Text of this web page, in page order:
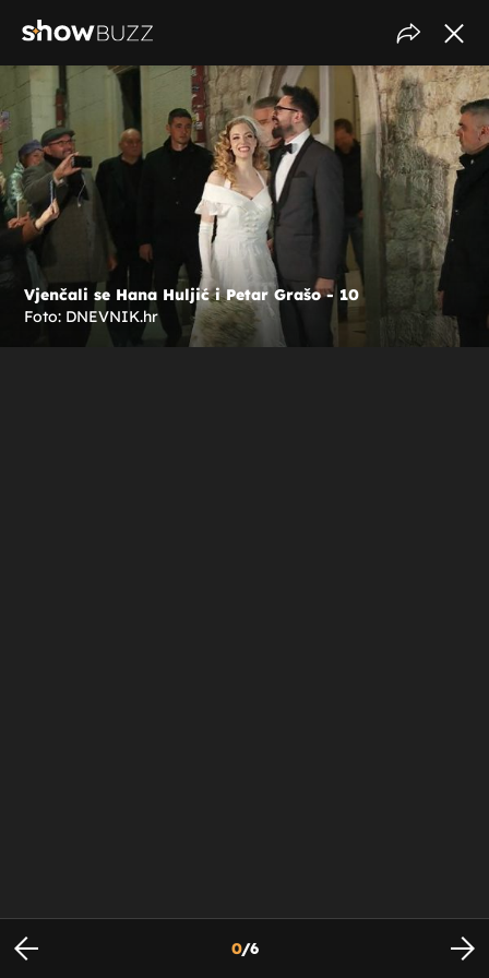
Vjenčali se Hana Huljić i Petar Grašo - 10
Foto: DNEVNIK.hr
0/6